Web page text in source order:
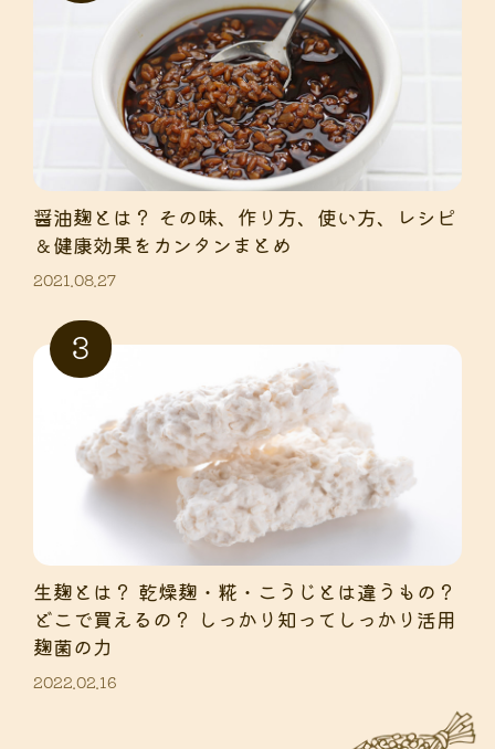
醤油麹とは？ その味、作り方、使い方、レシピ
＆健康効果をカンタンまとめ
2021.08.27
生麹とは？ 乾燥麹・糀・こうじとは違うもの？
どこで買えるの？ しっかり知ってしっかり活用
麹菌の力
2022.02.16